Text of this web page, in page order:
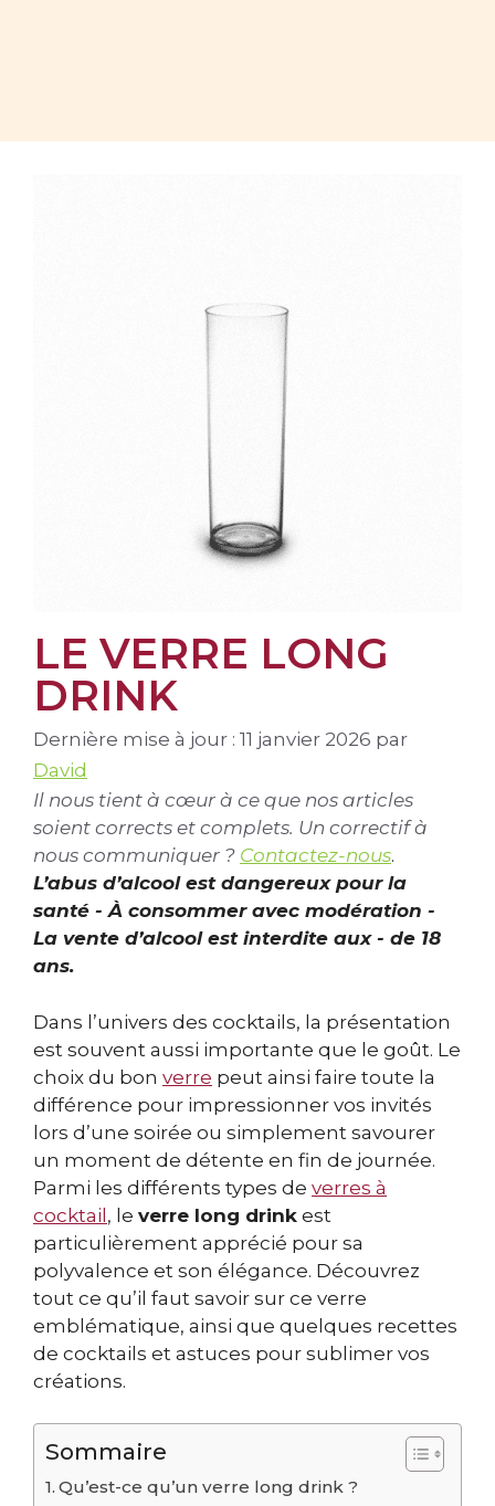
LE VERRE LONG
DRINK
Dernière mise à jour : 11 janvier 2026 par
David
Il nous tient à cœur à ce que nos articles
soient corrects et complets. Un correctif à
nous communiquer ? Contactez-nous.
L’abus d’alcool est dangereux pour la
santé - À consommer avec modération -
La vente d’alcool est interdite aux - de 18
ans.
Dans l’univers des cocktails, la présentation
est souvent aussi importante que le goût. Le
choix du bon verre peut ainsi faire toute la
différence pour impressionner vos invités
lors d’une soirée ou simplement savourer
un moment de détente en fin de journée.
Parmi les différents types de verres à
cocktail, le verre long drink est
particulièrement apprécié pour sa
polyvalence et son élégance. Découvrez
tout ce qu’il faut savoir sur ce verre
emblématique, ainsi que quelques recettes
de cocktails et astuces pour sublimer vos
créations.
Sommaire
Qu’est-ce qu’un verre long drink ?